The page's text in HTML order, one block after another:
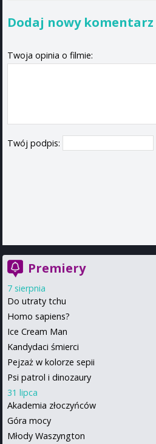
Dodaj nowy komentarz
Twoja opinia o filmie:
Twój podpis:
Premiery
7 sierpnia
Do utraty tchu
Homo sapiens?
Ice Cream Man
Kandydaci śmierci
Pejzaż w kolorze sepii
Psi patrol i dinozaury
31 lipca
Akademia złoczyńców
Góra mocy
Młody Waszyngton